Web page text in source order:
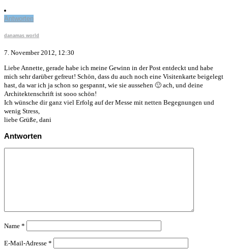
Antworten
danamas world
7. November 2012, 12:30
Liebe Annette, gerade habe ich meine Gewinn in der Post entdeckt und habe
mich sehr darüber gefreut! Schön, dass du auch noch eine Visitenkarte beigelegt
hast, da war ich ja schon so gespannt, wie sie aussehen 🙂 ach, und deine
Architektenschrift ist sooo schön!
Ich wünsche dir ganz viel Erfolg auf der Messe mit netten Begegnungen und
wenig Stress,
liebe Grüße, dani
Antworten
Name *
E-Mail-Adresse *